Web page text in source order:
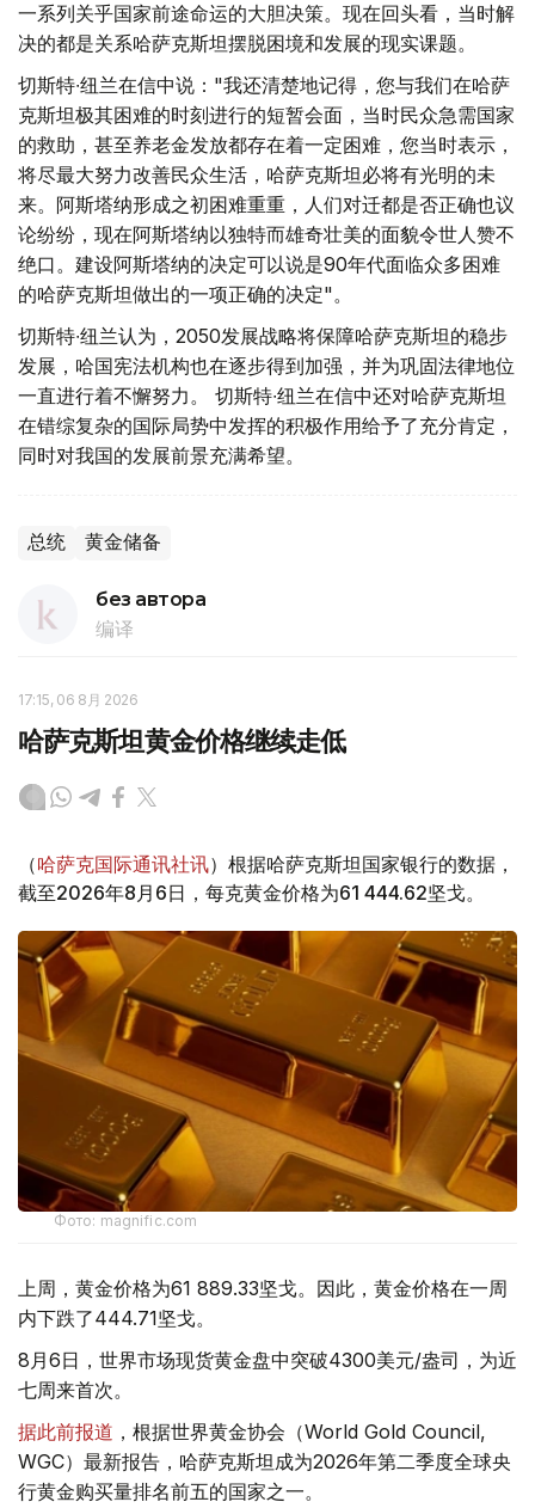
一系列关乎国家前途命运的大胆决策。现在回头看，当时解
决的都是关系哈萨克斯坦摆脱困境和发展的现实课题。
切斯特∙纽兰在信中说："我还清楚地记得，您与我们在哈萨
克斯坦极其困难的时刻进行的短暂会面，当时民众急需国家
的救助，甚至养老金发放都存在着一定困难，您当时表示，
将尽最大努力改善民众生活，哈萨克斯坦必将有光明的未
来。阿斯塔纳形成之初困难重重，人们对迁都是否正确也议
论纷纷，现在阿斯塔纳以独特而雄奇壮美的面貌令世人赞不
绝口。建设阿斯塔纳的决定可以说是90年代面临众多困难
的哈萨克斯坦做出的一项正确的决定"。
切斯特∙纽兰认为，2050发展战略将保障哈萨克斯坦的稳步
发展，哈国宪法机构也在逐步得到加强，并为巩固法律地位
一直进行着不懈努力。 切斯特∙纽兰在信中还对哈萨克斯坦
在错综复杂的国际局势中发挥的积极作用给予了充分肯定，
同时对我国的发展前景充满希望。
总统 黄金储备
без автора
编译
17:15, 06 8月 2026
哈萨克斯坦黄金价格继续走低
（哈萨克国际通讯社讯）根据哈萨克斯坦国家银行的数据，
截至2026年8月6日，每克黄金价格为61 444.62坚戈。
Фото: magnific.com
上周，黄金价格为61 889.33坚戈。因此，黄金价格在一周
内下跌了444.71坚戈。
8月6日，世界市场现货黄金盘中突破4300美元/盎司，为近
七周来首次。
据此前报道 ，根据世界黄金协会（World Gold Council,
WGC）最新报告，哈萨克斯坦成为2026年第二季度全球央
行黄金购买量排名前五的国家之一。